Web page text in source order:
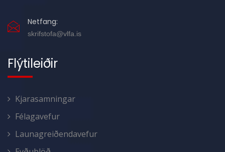
Netfang:
skrifstofa@vlfa.is
Flýtileiðir
Kjarasamningar
Félagavefur
Launagreiðendavefur